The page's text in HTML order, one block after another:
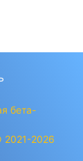
бета-
2021-2026